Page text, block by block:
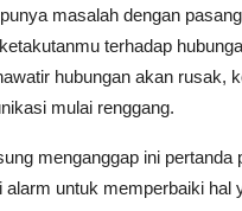
masalah dengan
terhadap
hubungan akan rusak,
mulai renggang.
menganggap ini pertanda
alarm untuk memperbaiki hal